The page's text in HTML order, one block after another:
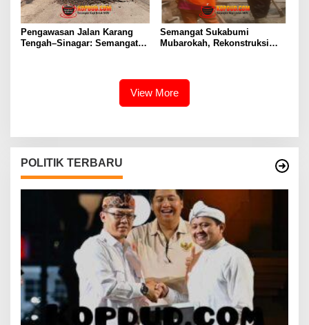
Pengawasan Jalan Karang
Tengah–Sinagar: Semangat
Semangat Sukabumi
Mubarokah, Rekonstruksi
View More
POLITIK TERBARU